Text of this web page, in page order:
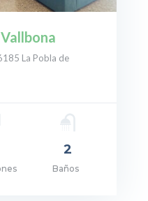
La Pobla de
2
Baños